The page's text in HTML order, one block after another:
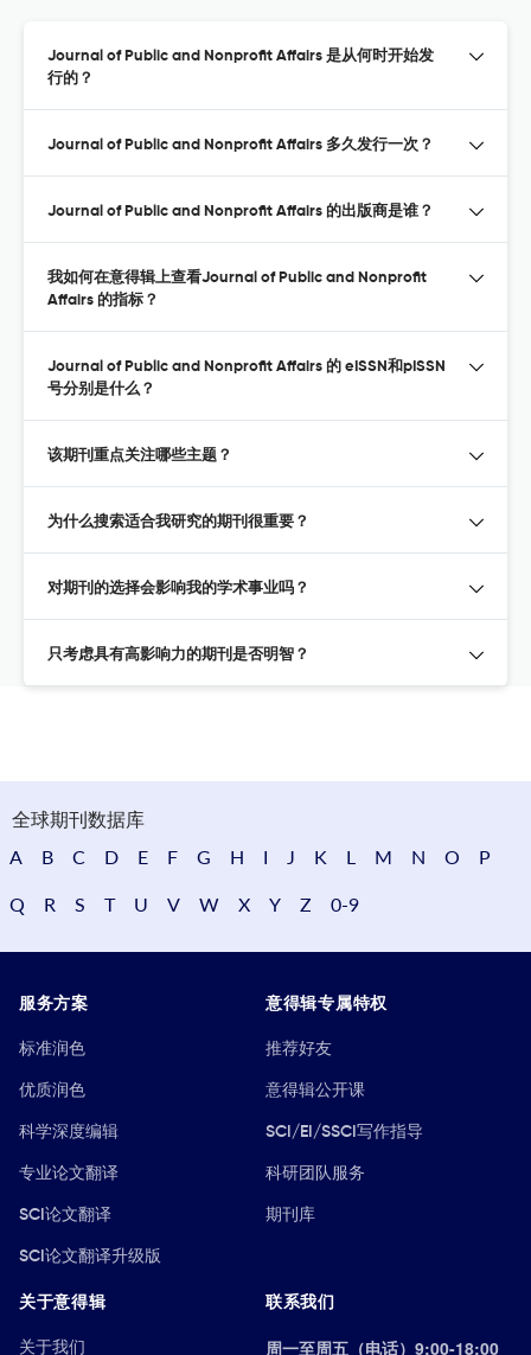
Journal of Public and Nonprofit Affairs 是从何时开始发
行的？
Journal of Public and Nonprofit Affairs 多久发行一次？
Journal of Public and Nonprofit Affairs 的出版商是谁？
我如何在意得辑上查看Journal of Public and Nonprofit
Affairs 的指标？
Journal of Public and Nonprofit Affairs 的 eISSN和pISSN
号分别是什么？
该期刊重点关注哪些主题？
为什么搜索适合我研究的期刊很重要？
对期刊的选择会影响我的学术事业吗？
只考虑具有高影响力的期刊是否明智？
全球期刊数据库
A
B C D E F G H I J K L M N O P
Q R S T U V W X Y Z 0-9